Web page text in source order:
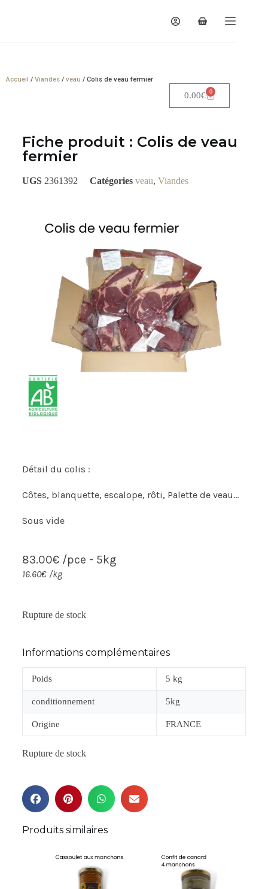
Accueil / Viandes / veau / Colis de veau fermier
0.00€ 0
Fiche produit : Colis de veau
fermier
UGS 2361392 Catégories veau, Viandes
Détail du colis :
Côtes, blanquette, escalope, rôti, Palette de veau…
Sous vide
83.00€ /pce - 5kg
16.60€ /kg
Rupture de stock
Informations complémentaires
Poids 5 kg
conditionnement 5kg
Origine FRANCE
Rupture de stock
Produits similaires